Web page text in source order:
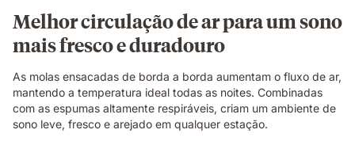
Melhor circulação de ar para um sono
mais fresco e duradouro
As molas ensacadas de borda a borda aumentam o fluxo de ar,
mantendo a temperatura ideal todas as noites. Combinadas
com as espumas altamente respiráveis, criam um ambiente de
sono leve, fresco e arejado em qualquer estação.